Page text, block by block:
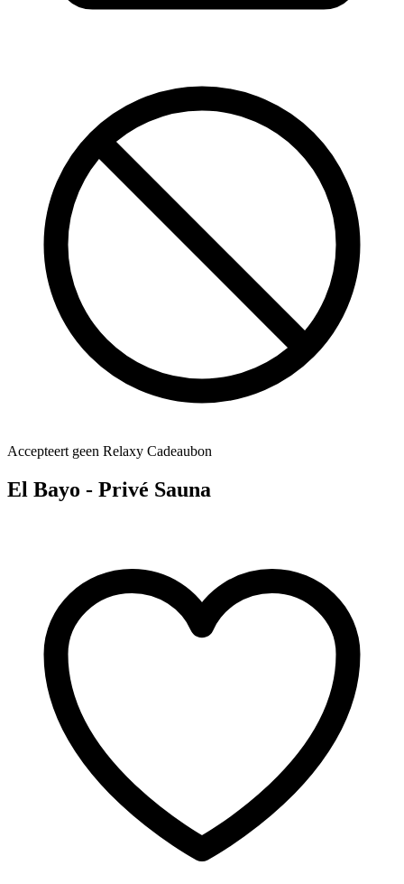
Accepteert geen Relaxy Cadeaubon
El Bayo - Privé Sauna